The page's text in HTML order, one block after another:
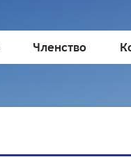
Членство